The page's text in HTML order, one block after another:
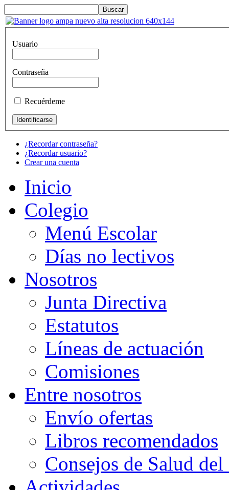
Usuario
Contraseña
Recuérdeme
¿Recordar contraseña?
¿Recordar usuario?
Crear una cuenta
Inicio
Colegio
Menú Escolar
Días no lectivos
Nosotros
Junta Directiva
Estatutos
Líneas de actuación
Comisiones
Entre nosotros
Envío ofertas
Libros recomendados
Consejos de Salud